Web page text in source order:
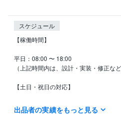
スケジュール
【稼働時間】
平日：08:00 〜 18:00
（上記時間内は、設計・実装・修正な
【土日・祝日の対応】
基本的に実作業・納品はお休みをいただ
出品者の実績をもっと見る